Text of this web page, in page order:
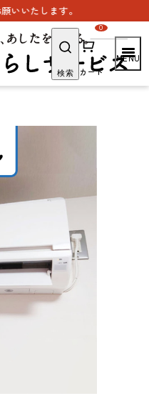
検索 カート
0